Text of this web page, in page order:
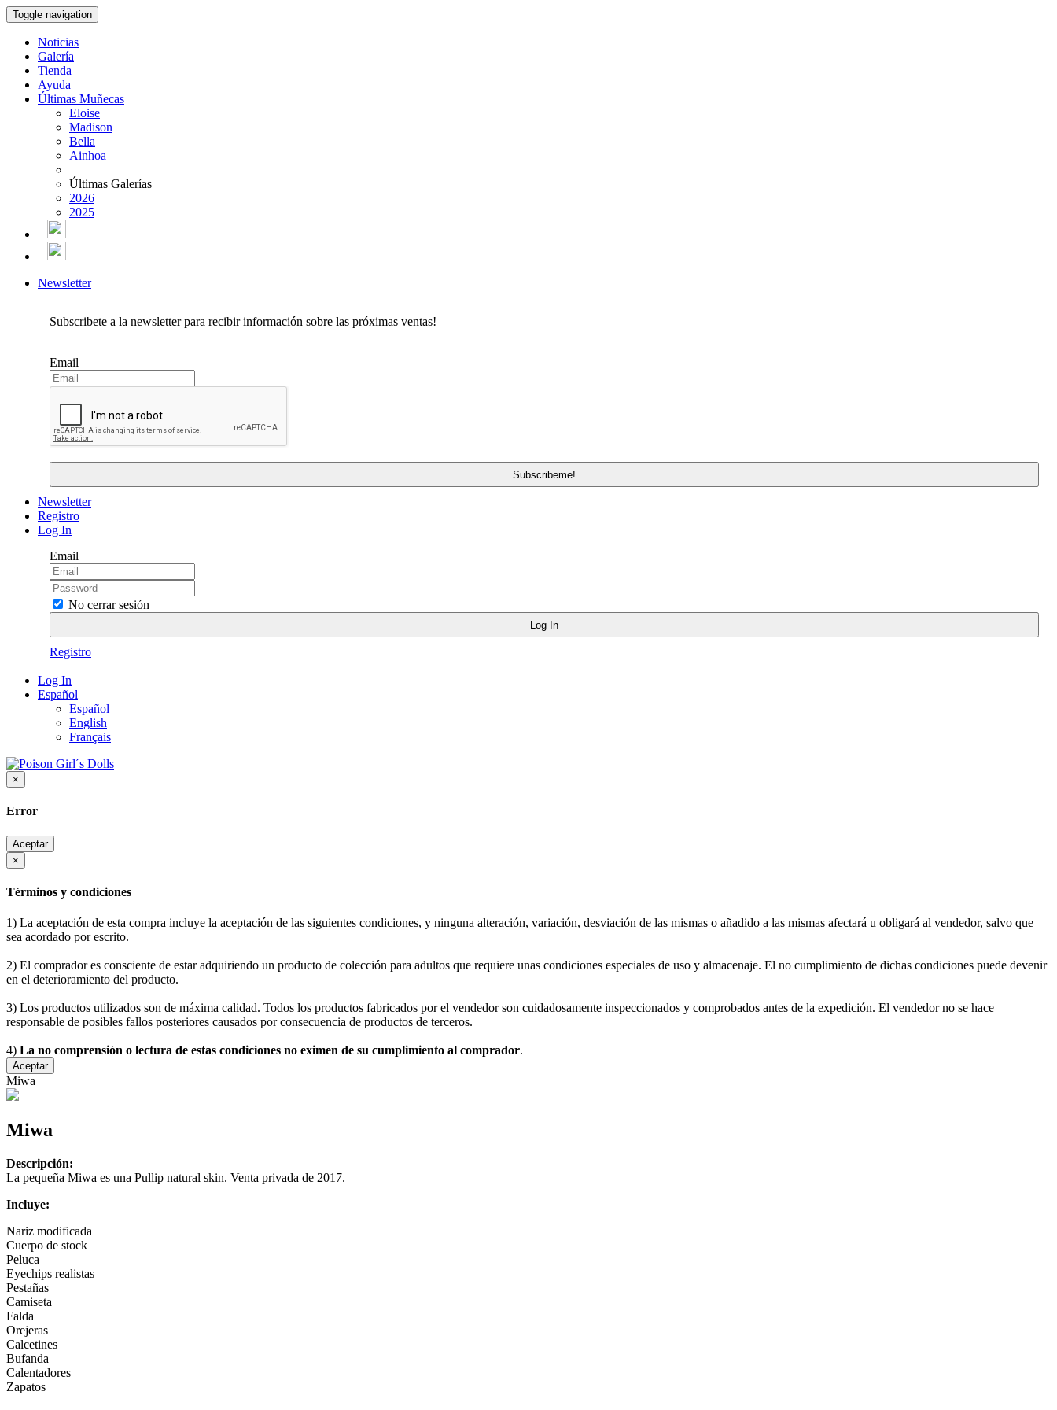
Toggle navigation
Noticias
Galería
Tienda
Ayuda
Últimas Muñecas
Eloise
Madison
Bella
Ainhoa
Últimas Galerías
2026
2025
Newsletter
Subscribete a la newsletter para recibir información sobre las próximas ventas!
Email
Newsletter
Registro
Log In
Email
No cerrar sesión
Registro
Log In
Español
Español
English
Français
×
Error
Aceptar
×
Términos y condiciones
1) La aceptación de esta compra incluye la aceptación de las siguientes condiciones, y ninguna alteración, variación, desviación de las mismas o añadido a las mismas afectará u obligará al vendedor, salvo que
sea acordado por escrito.
2) El comprador es consciente de estar adquiriendo un producto de colección para adultos que requiere unas condiciones especiales de uso y almacenaje. El no cumplimiento de dichas condiciones puede devenir
en el deterioramiento del producto.
3) Los productos utilizados son de máxima calidad. Todos los productos fabricados por el vendedor son cuidadosamente inspeccionados y comprobados antes de la expedición. El vendedor no se hace
responsable de posibles fallos posteriores causados por consecuencia de productos de terceros.
4) La no comprensión o lectura de estas condiciones no eximen de su cumplimiento al comprador.
Aceptar
Miwa
Miwa
Descripción:
La pequeña Miwa es una Pullip natural skin. Venta privada de 2017.
Incluye:
Nariz modificada
Cuerpo de stock
Peluca
Eyechips realistas
Pestañas
Camiseta
Falda
Orejeras
Calcetines
Bufanda
Calentadores
Zapatos